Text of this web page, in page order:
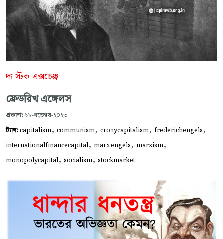
দ্য স্টক এক্সচেঞ্জ
ফ্রেডরিখ এঙ্গেলস
প্রকাশ: ২৮-নভেম্বর-২০২৩
ট্যাগ:capitalism, communism, cronycapitalism, frederichengels,
internationalfinancecapital, marx engels, marxism,
monopolycapital, socialism, stockmarket